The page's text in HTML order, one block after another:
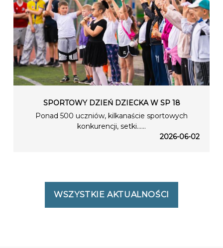
SPORTOWY DZIEŃ DZIECKA W SP 18
Ponad 500 uczniów, kilkanaście sportowych
konkurencji, setki…...
2026-06-02
WSZYSTKIE AKTUALNOŚCI